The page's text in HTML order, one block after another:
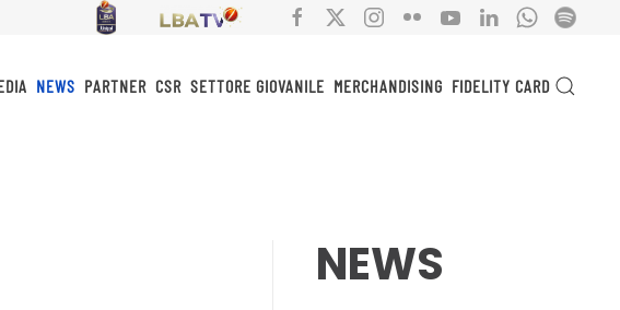
NEWS PARTNER CSR SETTORE GIOVANILE MERCHANDISING FIDELITY CARD
NEWS